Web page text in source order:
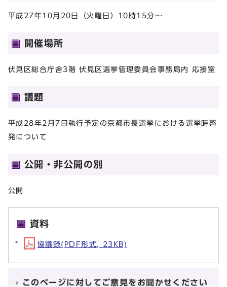
平成27年10月20日（火曜日）10時15分～
開催場所
伏見区総合庁舎3階 伏見区選挙管理委員会事務局内 応接室
議題
平成28年2月7日執行予定の京都市長選挙における選挙時啓
発について
公開・非公開の別
公開
資料
協議録(PDF形式, 23KB)
このページに対してご意見をお聞かせください